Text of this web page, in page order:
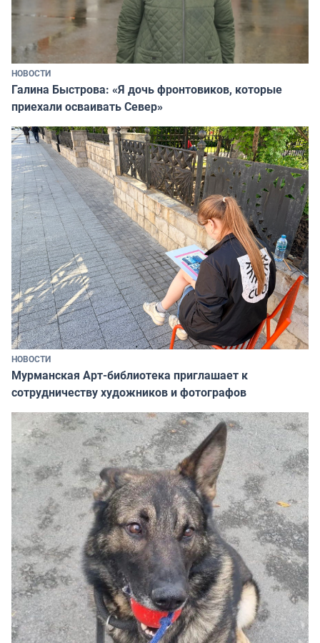
НОВОСТИ
Галина Быстрова: «Я дочь фронтовиков, которые
приехали осваивать Север»
НОВОСТИ
Мурманская Арт-библиотека приглашает к
сотрудничеству художников и фотографов